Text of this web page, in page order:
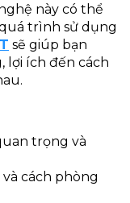
này có thể
trình sử dụng
sẽ giúp bạn
lợi ích đến cách
trọng và
cách phòng